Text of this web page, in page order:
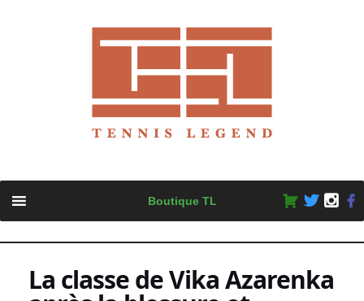
content
Boutique TL
La classe de Vika Azarenka